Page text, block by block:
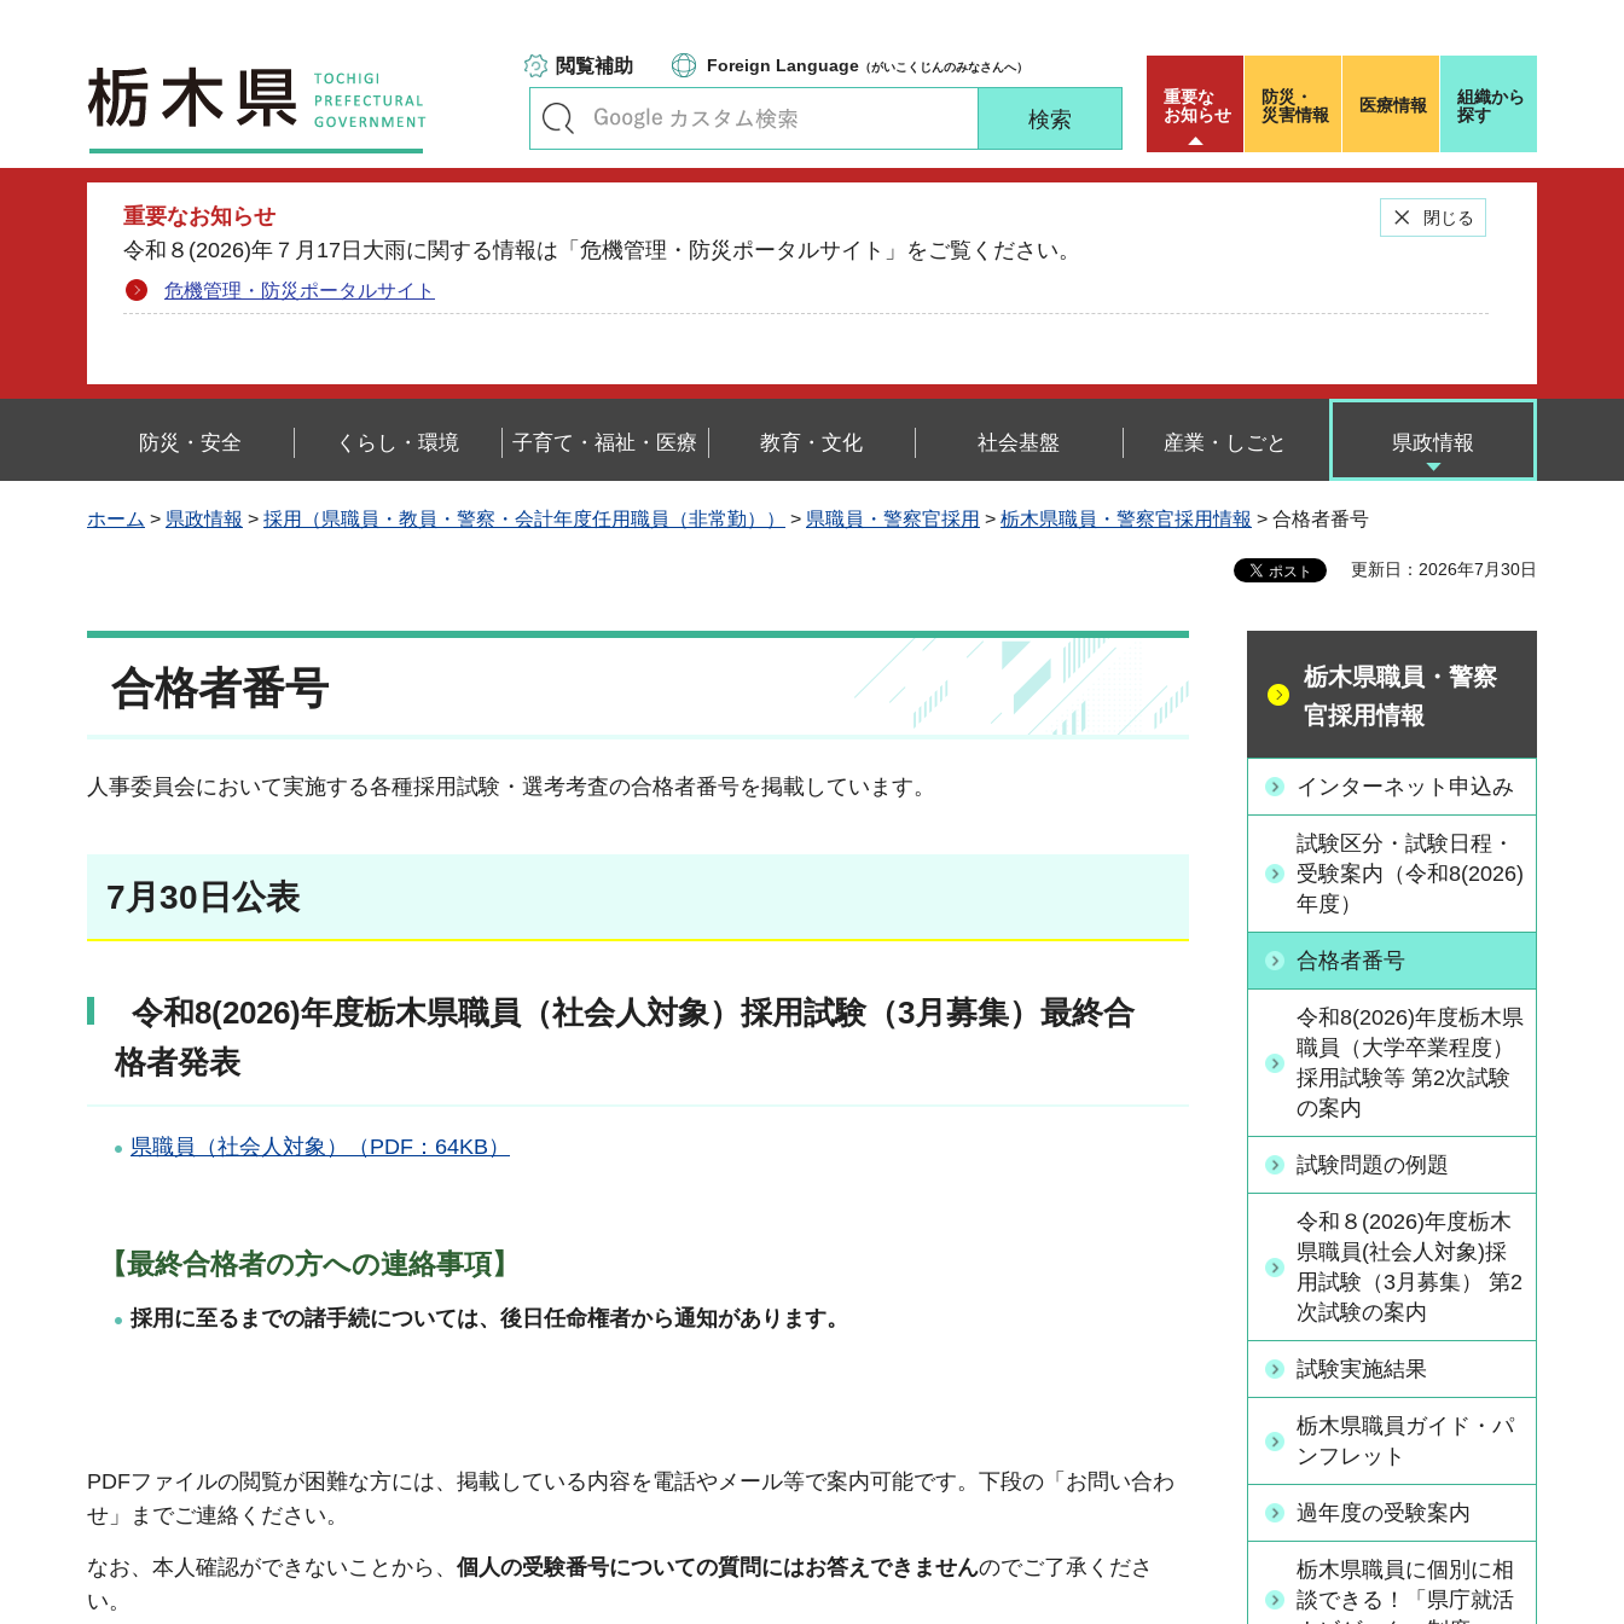
栃木県
閲覧補助 Foreign Language （がいこくじんのみなさんへ）
重要な
お知らせ
重要なお知らせ
令和８(2026)年７月17日大雨に関する情報は「危機管理・防災ポータルサイト」をご覧ください。
危機管理・防災ポータルサイト
閉じる
防災・
災害情報
医療情報
組織から
探す
防災・安全 くらし・環境 子育て・福祉・医療 教育・文化 社会基盤 産業・しごと 県政情報
ホーム > 県政情報 > 採用（県職員・教員・警察・会計年度任用職員（非常勤）） > 県職員・警察官採用 > 栃木県職員・警察官採用情報 > 合格者番号
更新日：2026年7月30日
合格者番号
人事委員会において実施する各種採用試験・選考考査の合格者番号を掲載しています。
7月30日公表
令和8(2026)年度栃木県職員（社会人対象）採用試験（3月募集）最終合
格者発表
県職員（社会人対象）（PDF：64KB）
【最終合格者の方への連絡事項】
採用に至るまでの諸手続については、後日任命権者から通知があります。
PDFファイルの閲覧が困難な方には、掲載している内容を電話やメール等で案内可能です。下段の「お問い合わ
せ」までご連絡ください。
なお、本人確認ができないことから、 個人の受験番号についての質問にはお答えできませんのでご了承くださ
い。
栃木県職員・警察
官採用情報
インターネット申込み
試験区分・試験日程・
受験案内（令和8(2026)
年度）
合格者番号
令和8(2026)年度栃木県
職員（大学卒業程度）
採用試験等 第2次試験
の案内
試験問題の例題
令和８(2026)年度栃木
県職員(社会人対象)採
用試験（3月募集） 第2
次試験の案内
試験実施結果
栃木県職員ガイド・パ
ンフレット
過年度の受験案内
栃木県職員に個別に相
談できる！「県庁就活